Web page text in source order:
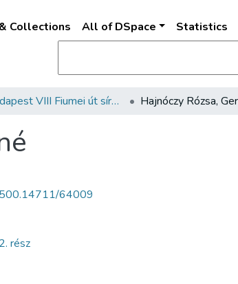
Collections All of DSpace Statistics
Budapest VIII Fiumei út sírkert 2. rész
64009
rész